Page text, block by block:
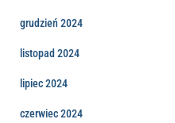
grudzień 2024
listopad 2024
lipiec 2024
czerwiec 2024